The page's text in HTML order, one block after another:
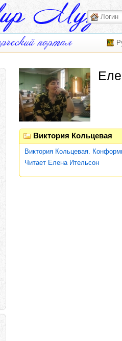
Виктория Кольцевая
Виктория Кольцевая.
Читает Елена Ительсон